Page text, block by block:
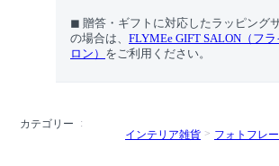
◼︎ 贈答・ギフトに対応したラッピング
の場合は、 FLYMEe GIFT SALON（フ
ロン） をご利用ください。
カテゴリー
インテリア雑貨
フォトフレ